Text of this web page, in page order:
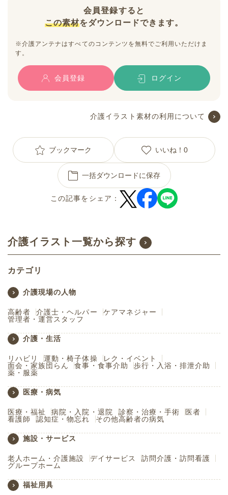
会員登録すると
この素材をダウンロードできます。
※介護アンテナはすべてのコンテンツを無料でご利用いただけま
す。
会員登録 ログイン
介護イラスト素材の利用について
ブックマーク いいね！ 0
一括ダウンロードに保存
この記事をシェア：
介護イラスト一覧から探す
カテゴリ
介護現場の人物
高齢者 介護士・ヘルパー
ケアマネジャー
管理者・運営スタッフ
介護・生活
リハビリ 運動・椅子体操
レク・イベント
面会・家族団らん
食事・食事介助
歩行・入浴・排泄介助
薬・服薬
医療・病気
医療・福祉 病院・入院・退院 診察・治療・手術
医者
看護師
認知症・物忘れ その他高齢者の病気
施設・サービス
老人ホーム・介護施設 デイサービス
訪問介護・訪問看護
グループホーム
福祉用具